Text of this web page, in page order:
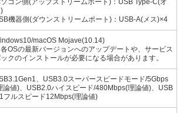
コン側(アップストリームポート)：USB Type-C(オ
機器側(ダウンストリームポート)：USB-A(メス)×4
macOS Mojave(10.14)
OSの最新バージョンへのアップデートや、サービス
クのインストールが必要になる場合があります。
、USB3.0スーパースピードモード/5Gbps
論値)、USB2.0ハイスピード/480Mbps(理論値)、USB
フルスピード12Mbps(理論値)